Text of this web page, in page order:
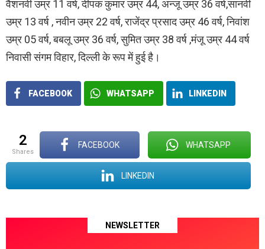
वैशनवी उम्र 11 वर्ष, दीपक कुमार उम्र 44, अन्जू उम्र 36 वर्ष,सानवी
उम्र 13 वर्ष , नवीन उम्र 22 वर्ष, राजेंद्र प्रसाद उम्र 46 वर्ष, निवांश
उम्र 05 वर्ष, बबलू उम्र 36 वर्ष, सुमित उम्र 38 वर्ष ,मंजू उम्र 44 वर्ष
निवासी संगम विहार, दिल्ली के रूप में हुई है।
FACEBOOK WHATSAPP LINKEDIN
2
shares
FACEBOOK WHATSAPP
LINKEDIN
NEWSLETTER